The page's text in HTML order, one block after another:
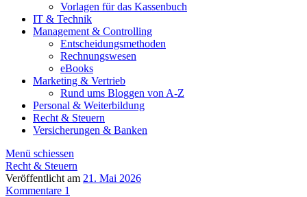
Vorlagen für das Kassenbuch
IT & Technik
Management & Controlling
Entscheidungsmethoden
Rechnungswesen
eBooks
Marketing & Vertrieb
Rund ums Bloggen von A-Z
Personal & Weiterbildung
Recht & Steuern
Versicherungen & Banken
Menü schiessen
Recht & Steuern
Veröffentlicht am 21. Mai 2026
Kommentare 1